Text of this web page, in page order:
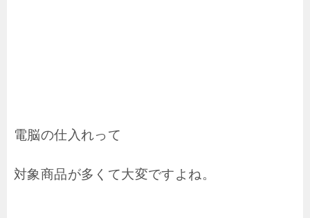
電脳の仕入れって
対象商品が多くて大変ですよね。